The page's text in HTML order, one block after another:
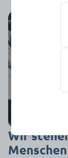
Wir
Menschen